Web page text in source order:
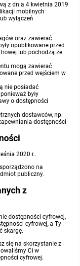
z dnia 4 kwietnia 2019
mobilnych
wyłączeń
oraz zawierać
opublikowane przed
lub pochodzą ze
mogą zawierać
przed wejściem w
nie posiadać
były
o dostępności
dostawców, np.
dostępności
2020 r..
na
publiczny.
z
dostępności cyfrowej,
cyfrowej, a Ty
skargę.
się na skorzystanie z
Ci w
cyfrowej.